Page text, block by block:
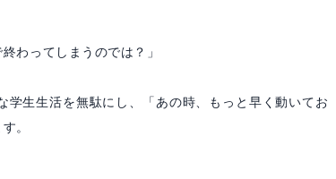
わってしまうのでは？」
学生生活を無駄にし、「あの時、もっと早く動いてお
。